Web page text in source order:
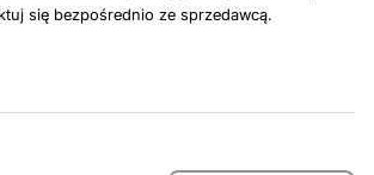
się bezpośrednio ze sprzedawcą.